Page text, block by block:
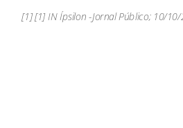
[1] [1] IN Ípsilon -Jornal Público; 10/